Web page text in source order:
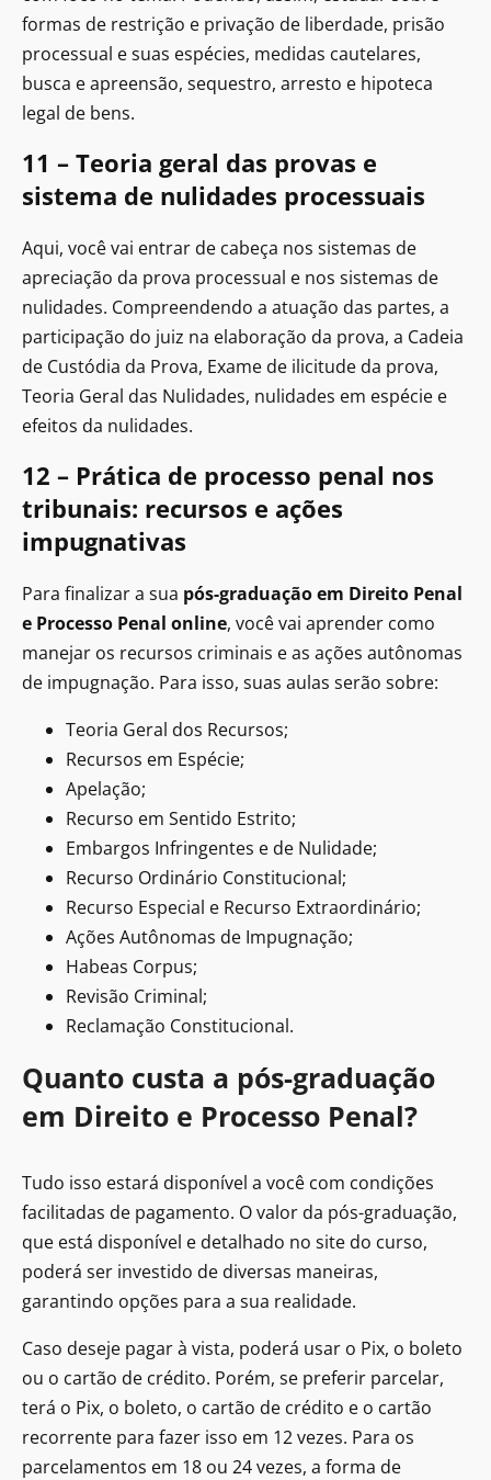
formas de restrição e privação de liberdade, prisão
processual e suas espécies, medidas cautelares,
busca e apreensão, sequestro, arresto e hipoteca
legal de bens.
11 – Teoria geral das provas e
sistema de nulidades processuais
Aqui, você vai entrar de cabeça nos sistemas de
apreciação da prova processual e nos sistemas de
nulidades. Compreendendo a atuação das partes, a
participação do juiz na elaboração da prova, a Cadeia
de Custódia da Prova, Exame de ilicitude da prova,
Teoria Geral das Nulidades, nulidades em espécie e
efeitos da nulidades.
12 – Prática de processo penal nos
tribunais: recursos e ações
impugnativas
Para finalizar a sua pós-graduação em Direito Penal
e Processo Penal online, você vai aprender como
manejar os recursos criminais e as ações autônomas
de impugnação. Para isso, suas aulas serão sobre:
Teoria Geral dos Recursos;
Recursos em Espécie;
Apelação;
Recurso em Sentido Estrito;
Embargos Infringentes e de Nulidade;
Recurso Ordinário Constitucional;
Recurso Especial e Recurso Extraordinário;
Ações Autônomas de Impugnação;
Habeas Corpus;
Revisão Criminal;
Reclamação Constitucional.
Quanto custa a pós-graduação
em Direito e Processo Penal?
Tudo isso estará disponível a você com condições
facilitadas de pagamento. O valor da pós-graduação,
que está disponível e detalhado no site do curso,
poderá ser investido de diversas maneiras,
garantindo opções para a sua realidade.
Caso deseje pagar à vista, poderá usar o Pix, o boleto
ou o cartão de crédito. Porém, se preferir parcelar,
terá o Pix, o boleto, o cartão de crédito e o cartão
recorrente para fazer isso em 12 vezes. Para os
parcelamentos em 18 ou 24 vezes, a forma de